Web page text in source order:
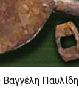
Βαγγέλη Παυλίδη